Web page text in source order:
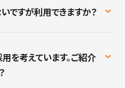
方たちは日常的なコミュニケ
障のないレベルです。
ですが利用できますか？
なっております。 初期費用・
ませんのでその都度必要な
ください。
を考えています。ご紹介